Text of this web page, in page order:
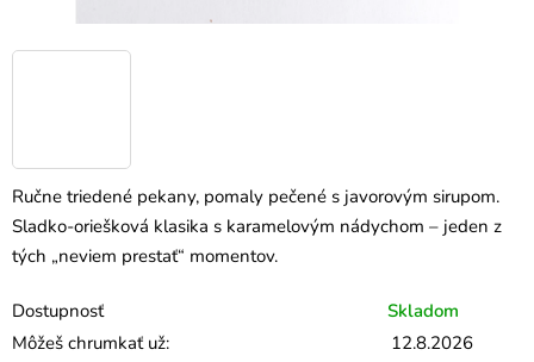
Ručne triedené pekany, pomaly pečené s javorovým sirupom.
Sladko-oriešková klasika s karamelovým nádychom – jeden z
tých „neviem prestať“ momentov.
Dostupnosť
Skladom
Môžeš chrumkať už:
12.8.2026